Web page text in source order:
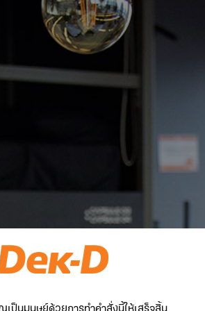
เป็นมนุษย์ด้วยการทำคำสั่งนี้ให้เสร็จสิ้น